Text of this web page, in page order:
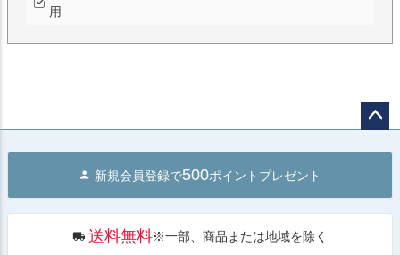
用
へ
新規会員登録で500ポイントプレゼント
送料無料※一部、商品または地域を除く